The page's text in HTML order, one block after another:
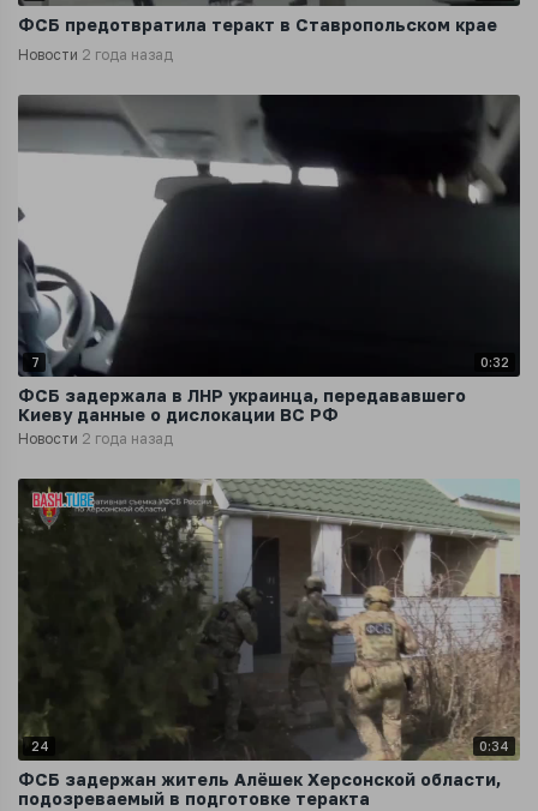
ФСБ предотвратила теракт в Ставропольском крае
Новости 2 года назад
7 0:32
ФСБ задержала в ЛНР украинца, передававшего
Киеву данные о дислокации ВС РФ
Новости 2 года назад
24 0:34
ФСБ задержан житель Алёшек Херсонской области,
подозреваемый в подготовке теракта